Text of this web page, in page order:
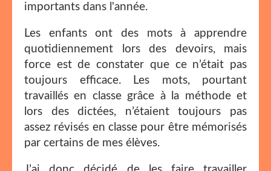
importants dans l'année.
Les enfants ont des mots à apprendre
quotidiennement lors des devoirs, mais
force est de constater que ce n’était pas
toujours efficace. Les mots, pourtant
travaillés en classe grâce à la méthode et
lors des dictées, n’étaient toujours pas
assez révisés en classe pour être mémorisés
par certains de mes élèves.